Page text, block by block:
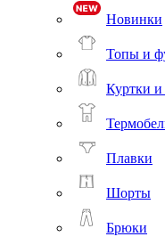
Новинки
Топы и
Куртки
Плавки
Шорты
Брюки